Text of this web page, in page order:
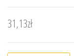
31,13zł